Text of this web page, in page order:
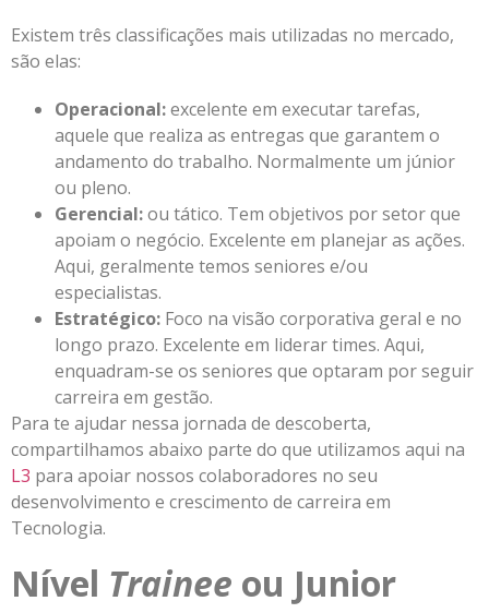
Existem três classificações mais utilizadas no mercado,
são elas:
Operacional:excelente em executar tarefas,
aquele que realiza as entregas que garantem o
andamento do trabalho. Normalmente um júnior
ou pleno.
Gerencial:ou tático. Tem objetivos por setor que
apoiam o negócio. Excelente em planejar as ações.
Aqui, geralmente temos seniores e/ou
especialistas.
Estratégico: Foco na visão corporativa geral e no
longo prazo. Excelente em liderar times. Aqui,
enquadram-se os seniores que optaram por seguir
carreira em gestão.
Para te ajudar nessa jornada de descoberta,
compartilhamos abaixo parte do que utilizamos aqui na
L3 para apoiar nossos colaboradores no seu
desenvolvimento e crescimento de carreira em
Tecnologia.
Nível Trainee ou Junior